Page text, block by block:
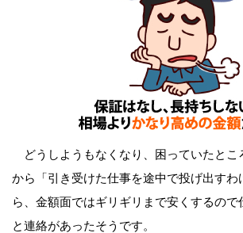
どうしようもなくなり、困っていたとこ
から「引き受けた仕事を途中で投げ出すわ
ら、金額面ではギリギリまで安くするので
と連絡があったそうです。